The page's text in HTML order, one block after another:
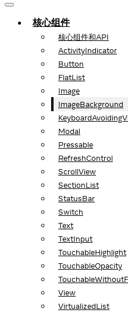
核心组件
核心组件和API
ActivityIndicator
Button
FlatList
Image
ImageBackground
Modal
Pressable
RefreshControl
ScrollView
SectionList
StatusBar
Switch
Text
TextInput
TouchableHighlight
TouchableOpacity
View
VirtualizedList